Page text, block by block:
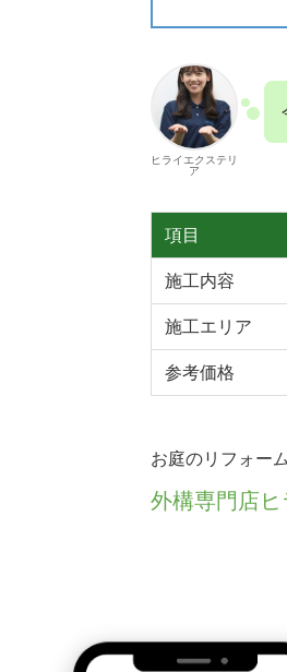
ヒライエクステリ
ア
項目
施工内容
施工エリア
参考価格
お庭のリフォー
外構専門店